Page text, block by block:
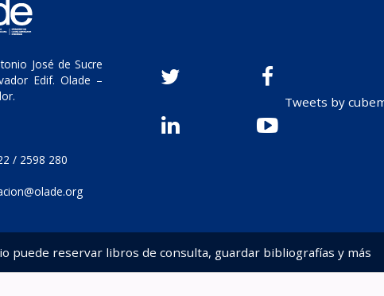
José de Sucre
Edif. Olade –
/ 2598 280
Tweets by
puede reservar libros de consulta, guardar bibliografías y más